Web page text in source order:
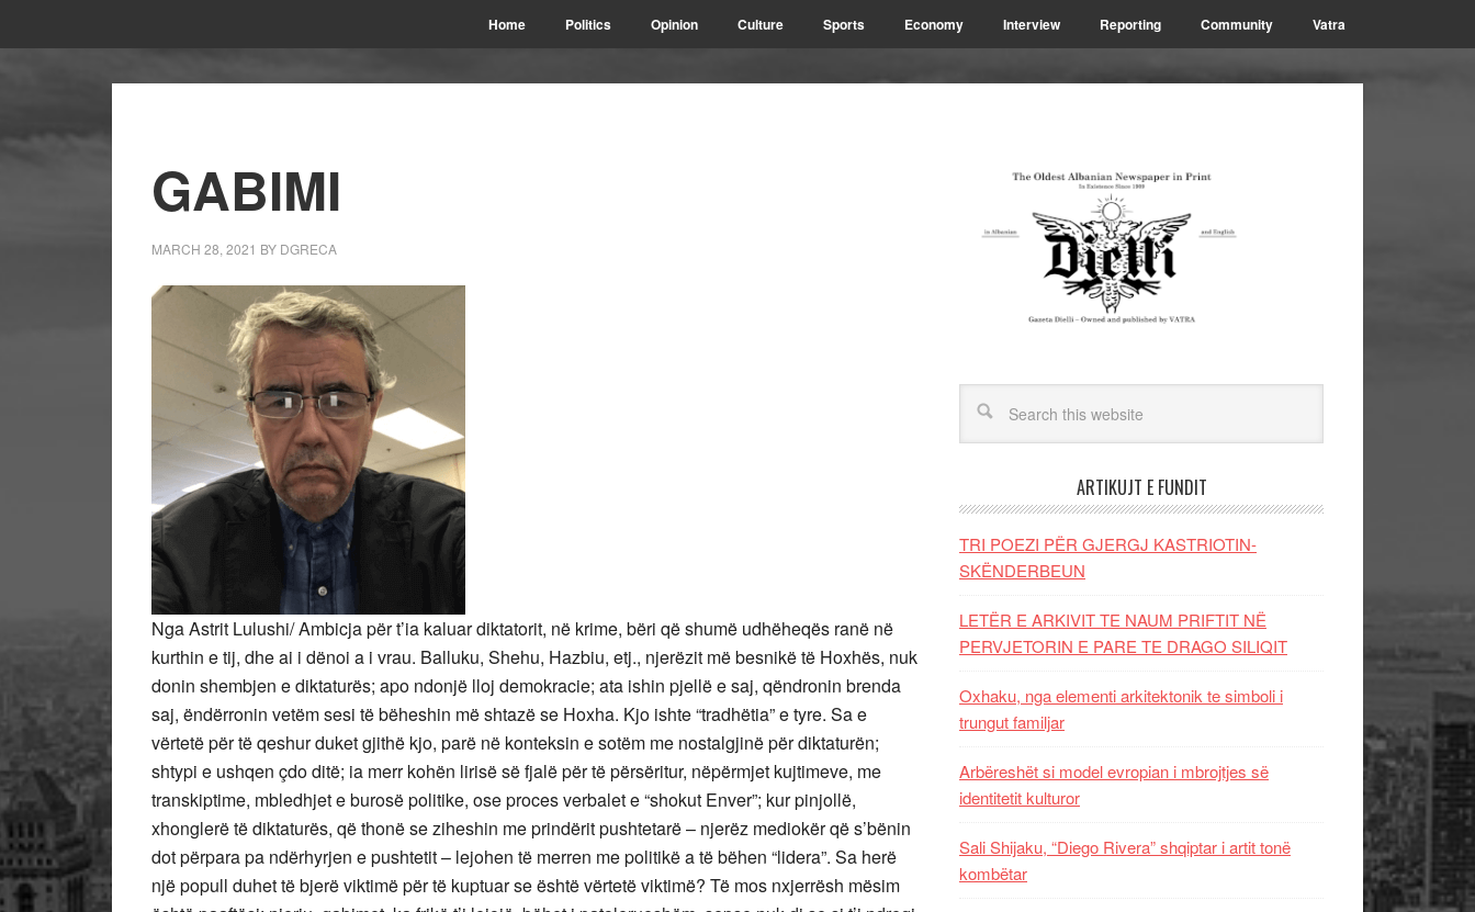
Home Politics Opinion Culture Sports Economy Interview Reporting Community Vatra
GABIMI
MARCH 28, 2021 BY DGRECA
Nga Astrit Lulushi/ Ambicja për t’ia kaluar diktatorit, në krime, bëri që shumë udhëheqës ranë në
kurthin e tij, dhe ai i dënoi a i vrau. Balluku, Shehu, Hazbiu, etj., njerëzit më besnikë të Hoxhës, nuk
donin shembjen e diktaturës; apo ndonjë lloj demokracie; ata ishin pjellë e saj, qëndronin brenda
saj, ëndërronin vetëm sesi të bëheshin më shtazë se Hoxha. Kjo ishte “tradhëtia” e tyre. Sa e
vërtetë për të qeshur duket gjithë kjo, parë në konteksin e sotëm me nostalgjinë për diktaturën;
shtypi e ushqen çdo ditë; ia merr kohën lirisë së fjalë për të përsëritur, nëpërmjet kujtimeve, me
transkiptime, mbledhjet e burosë politike, ose proces verbalet e “shokut Enver”; kur pinjollë,
xhonglerë të diktaturës, që thonë se ziheshin me prindërit pushtetarë – njerëz mediokër që s’bënin
dot përpara pa ndërhyrjen e pushtetit – lejohen të merren me politikë a të bëhen “lidera”. Sa herë
një popull duhet të bjerë viktimë për të kuptuar se është vërtetë viktimë? Të mos nxjerrësh mësim
ARTIKUJT E FUNDIT
TRI POEZI PËR GJERGJ KASTRIOTIN-
SKËNDERBEUN
LETËR E ARKIVIT TE NAUM PRIFTIT NË
PERVJETORIN E PARE TE DRAGO SILIQIT
Oxhaku, nga elementi arkitektonik te simboli i
trungut familjar
Arbëreshët si model evropian i mbrojtjes së
identitetit kulturor
Sali Shijaku, “Diego Rivera” shqiptar i artit tonë
kombëtar